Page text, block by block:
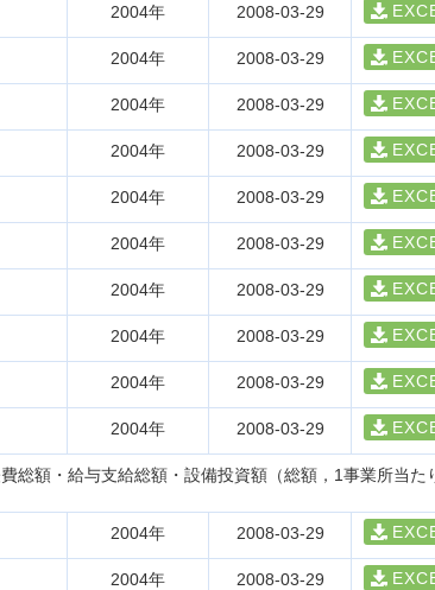
2004年 2008-03-29
2004年 2008-03-29
2004年 2008-03-29
2004年 2008-03-29
2004年 2008-03-29
2004年 2008-03-29
2004年 2008-03-29
2004年 2008-03-29
2004年 2008-03-29
2004年 2008-03-29
総額・給与支給総額・設備投資額（総額，1事業所当た
2004年 2008-03-29
2004年 2008-03-29